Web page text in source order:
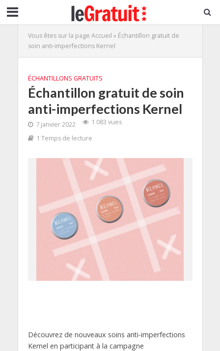
Vous êtes sur la page Accueil » Échantillon gratuit de
soin anti-imperfections Kernel
ÉCHANTILLONS GRATUITS
Échantillon gratuit de soin
anti-imperfections Kernel
7 janvier 2022
1 083 vues
1 Temps de lecture
Découvrez de nouveaux soins anti-imperfections
Kernel en participant à la campagne